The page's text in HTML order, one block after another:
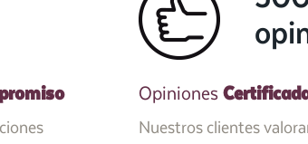
Opiniones
Nuestros clientes